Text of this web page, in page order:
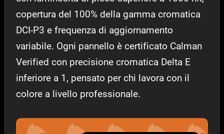
copertura del 100% della gamma cromatica
DCI-P3 e frequenza di aggiornamento
variabile. Ogni pannello è certificato Calman
Verified con precisione cromatica Delta E
inferiore a 1, pensato per chi lavora con il
colore a livello professionale.